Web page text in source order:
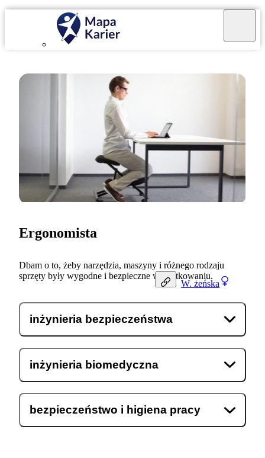
W. żeńska
Ergonomista
Dbam o to, żeby narzędzia, maszyny i różnego rodzaju
sprzęty były wygodne i bezpieczne w użytkowaniu.
inżynieria bezpieczeństwa
inżynieria biomedyczna
bezpieczeństwo i higiena pracy